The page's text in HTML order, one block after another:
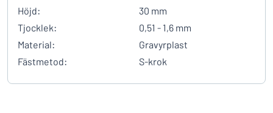
Höjd:
30 mm
Tjocklek:
0,51 - 1,6 mm
Material:
Gravyrplast
Fästmetod:
S-krok